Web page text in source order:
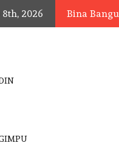
8th, 2026 Bina